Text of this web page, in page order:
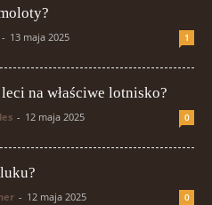
- 13 maja 2025 1
na właściwe lotnisko?
- 12 maja 2025 0
- 12 maja 2025 0